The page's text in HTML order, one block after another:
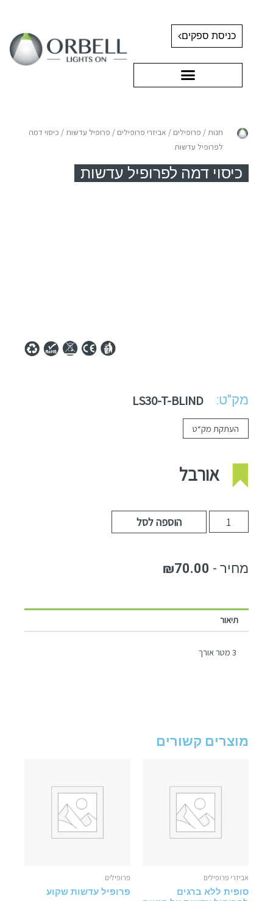
כניסת ספקים
חנות / פרופילים / אביזרי פרופילים / פרופיל עדשות / כיסוי דמה
לפרופיל עדשות
כיסוי דמה לפרופיל עדשות
מק"ט: LS30-T-BLIND
העתקת מק“ט
אורבל
הוספה לסל
₪70.00
תיאור
3 מטר אורך
מוצרים קשורים
אביזרי פרופילים
סופית ללא ברגים
פרופילים
פרופיל עדשות שקוע